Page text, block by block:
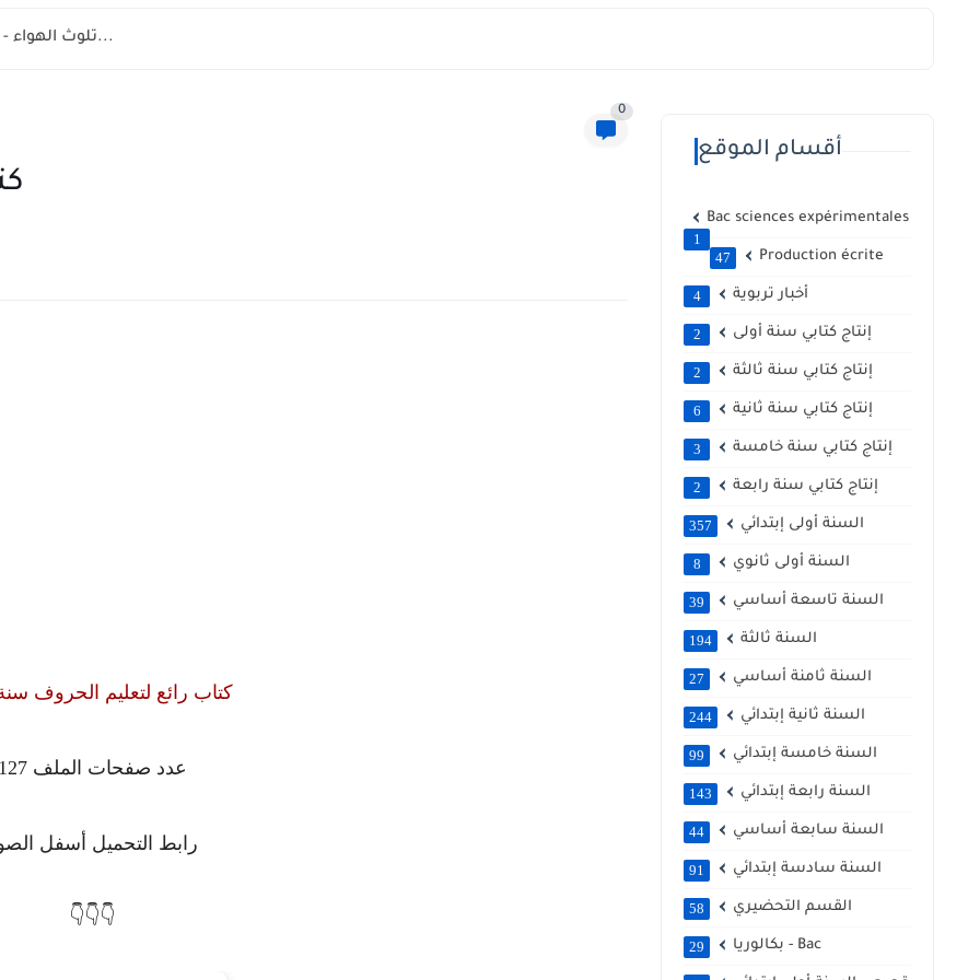
la pollution de l'air 8 éme année - تلوث الهواء...
0
كتاب رائع لتعليم الحروف
عدد صفحات الملف 127
رابط التحميل أسفل
👇👇👇
أقسام الموقع
Bac sciences expérimentales
1
Production écrite
47
أخبار تربوية 4
إنتاج كتابي سنة أولى 2
إنتاج كتابي سنة ثالثة 2
إنتاج كتابي سنة ثانية 6
إنتاج كتابي سنة خامسة 3
إنتاج كتابي سنة رابعة 2
السنة أولى إبتدائي 357
السنة أولى ثانوي 8
السنة تاسعة أساسي 39
السنة ثالثة 194
السنة ثامنة أساسي 27
السنة ثانية إبتدائي 244
السنة خامسة إبتدائي 99
السنة رابعة إبتدائي 143
السنة سابعة أساسي 44
السنة سادسة إبتدائي 91
القسم التحضيري 58
بكالوريا - Bac 29